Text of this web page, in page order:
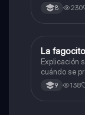
8 230
Biologia
La
Explicación
cuándo se
9 138